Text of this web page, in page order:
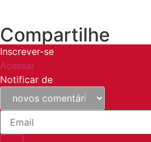
Compartilhe
Inscrever-se
Acessar
Notificar de